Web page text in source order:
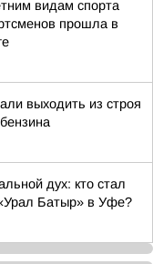
видам спорта
прошла в
выходить из строя
дух: кто стал
Батыр» в Уфе?